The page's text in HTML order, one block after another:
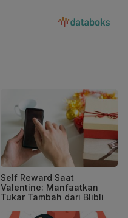
Self Reward Saat
Valentine: Manfaatkan
Tukar Tambah dari Blibli